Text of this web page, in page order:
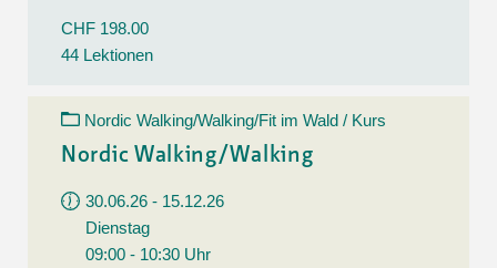
CHF 198.00
44 Lektionen
Nordic Walking/Walking/Fit im Wald / Kurs
Nordic Walking/Walking
30.06.26 - 15.12.26
Dienstag
09:00 - 10:30 Uhr